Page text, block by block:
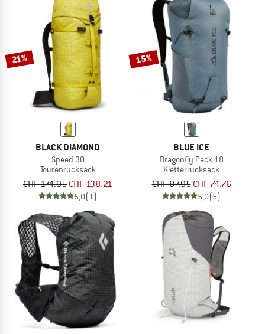
21%
BLACK DIAMOND
Speed 30
Tourenrucksack
CHF 174.95 CHF 138.21
5,0(1)
15%
BLUE ICE
Dragonfly Pack 18
Kletterrucksack
CHF 87.95 CHF 74.76
5,0(5)